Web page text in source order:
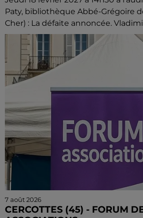
Paty, bibliothèque Abbé-Grégoire
Cher) : La défaite annoncée.
7 août 2026
CERCOTTES (45) - FORUM